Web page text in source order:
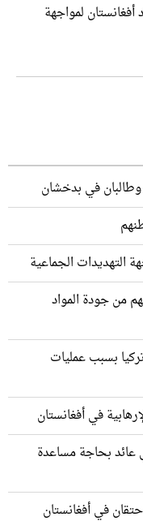
لمواجهة
في بدخشان
التهديدات الجماعية
من جودة المواد
بسبب عمليات
في أفغانستان
لاجئ أفغاني عائد بحاجة مساعدة
في أفغانستان